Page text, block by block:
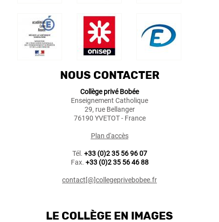
NOUS CONTACTER
Collège privé Bobée
Enseignement Catholique
29, rue Bellanger
76190 YVETOT - France
Plan d'accès
Tél. +33 (0)2 35 56 96 07
Fax. +33 (0)2 35 56 46 88
contact[@]collegeprivebobee.fr
LE COLLÈGE EN IMAGES